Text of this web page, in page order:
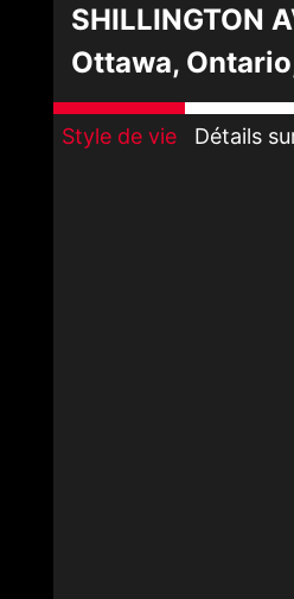
SHILLINGTON
Ottawa,
Style de vie Détails